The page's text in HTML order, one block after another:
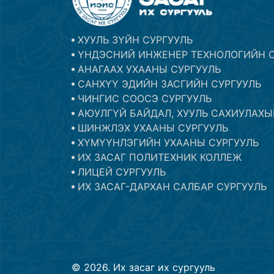
ХУУЛЬ ЗҮЙН СУРГУУЛЬ
ҮНДЭСНИЙ ИНЖЕНЕР ТЕХНОЛОГИЙН
АНАГААХ УХААНЫ СУРГУУЛЬ
САНХҮҮ ЭДИЙН ЗАСГИЙН СУРГУУЛЬ
ЧИНГИС СООСЭ СУРГУУЛЬ
АЮУЛГҮЙ БАЙДАЛ, ХУУЛЬ
ШИНЖЛЭХ УХААНЫ СУРГУУЛЬ
ХҮМҮҮНЛЭГИЙН УХААНЫ СУРГУУЛЬ
ИХ ЗАСАГ ПОЛИТЕХНИК КОЛЛЕЖ
ЛИЦЕЙ СУРГУУЛЬ
ИХ ЗАСАГ-ДАРХАН САЛБАР СУРГУУЛЬ
© 2026. Их засаг их сургууль